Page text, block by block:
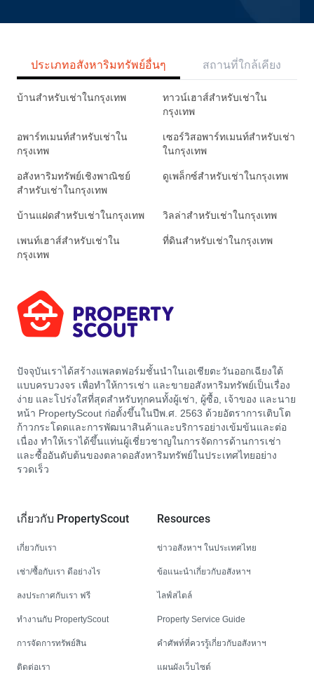
ประเภทอสังหาริมทรัพย์อื่นๆ สถานที่ใกล้เคียง
บ้านสำหรับเช่าในกรุงเทพ
ทาวน์เฮาส์สำหรับเช่าใน
กรุงเทพ
อพาร์ทเมนท์สำหรับเช่าใน
กรุงเทพ
เซอร์วิสอพาร์ทเมนท์สำหรับเช่า
ในกรุงเทพ
อสังหาริมทรัพย์เชิงพาณิชย์
สำหรับเช่าในกรุงเทพ
ดูเพล็กซ์สำหรับเช่าในกรุงเทพ
บ้านแฝดสำหรับเช่าในกรุงเทพ วิลล่าสำหรับเช่าในกรุงเทพ
เพนท์เฮาส์สำหรับเช่าใน
กรุงเทพ
ที่ดินสำหรับเช่าในกรุงเทพ
ปัจจุบันเราได้สร้างแพลตฟอร์มชั้นนำในเอเชียตะวันออกเฉียงใต้
แบบครบวงจร เพื่อทำให้การเช่า และขายอสังหาริมทรัพย์เป็นเรื่อง
ง่าย และโปร่งใสที่สุดสำหรับทุกคนทั้งผู้เช่า, ผู้ซื้อ, เจ้าของ และนาย
หน้า PropertyScout ก่อตั้งขึ้นในปีพ.ศ. 2563 ด้วยอัตราการเติบโต
ก้าวกระโดดและการพัฒนาสินค้าและบริการอย่างเข้มข้นและต่อ
เนื่อง ทำให้เราได้ขึ้นแท่นผู้เชี่ยวชาญในการจัดการด้านการเช่า
และซื้ออันดับต้นของตลาดอสังหาริมทรัพย์ในประเทศไทยอย่าง
รวดเร็ว
เกี่ยวกับ PropertyScout
เกี่ยวกับเรา
เช่า/ซื้อกับเรา ดีอย่างไร
ลงประกาศกับเรา ฟรี
ทำงานกับ PropertyScout
การจัดการทรัพย์สิน
ติดต่อเรา
Resources
ข่าวอสังหาฯ ในประเทศไทย
ข้อแนะนำเกี่ยวกับอสังหาฯ
ไลฟ์สไตล์
Property Service Guide
คำศัพท์ที่ควรรู้เกี่ยวกับอสังหาฯ
แผนผังเว็บไซต์